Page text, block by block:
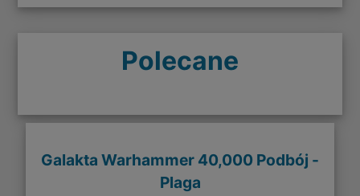
Polecane
Galakta Warhammer 40,000 Podbój -
Plaga